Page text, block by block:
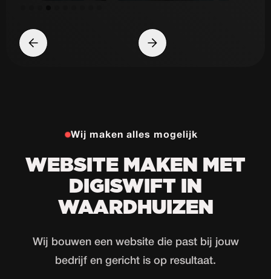
Wij maken alles mogelijk
WEBSITE MAKEN MET
DIGISWIFT IN
WAARDHUIZEN
Wij bouwen een website die past bij jouw
bedrijf en gericht is op resultaat.